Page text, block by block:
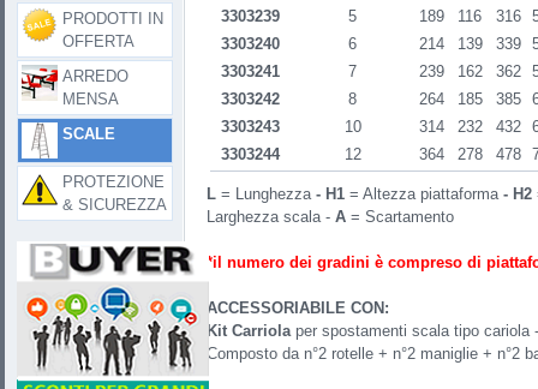
3303239
5 189 116 316
3303240
6 214 139 339
3303241
7 239 162 362
3303242
8 264 185 385
3303243
10 314 232 432
3303244
12 364 278 478
L= Lunghezza - H1 = Altezza piattaforma - H2
Larghezza scala - A= Scartamento
*il numero dei gradini è compreso di
ACCESSORIABILE CON:
Kit Carriola per spostamenti scala tipo cariola -
Composto da n°2 rotelle + n°2 maniglie + n°2
PRODOTTI IN
OFFERTA
ARREDO
MENSA
SCALE
PROTEZIONE
& SICUREZZA